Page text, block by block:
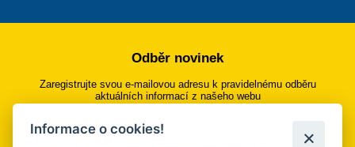
Odběr novinek
Zaregistrujte svou e-mailovou adresu k pravidelnému odběru
aktuálních informací z našeho webu
Přihlásit se k odběru
Informace o cookies!